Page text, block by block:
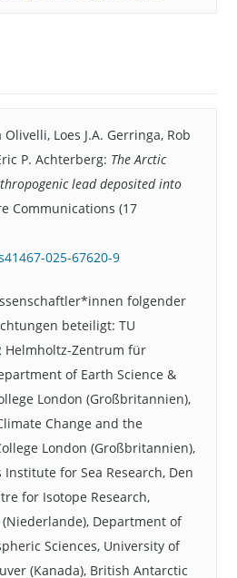
Loes J.A. Gerringa, Rob
P. Achterberg: The Arctic
lead deposited into
Communications (17
025-67620-9
folgender
beteiligt: TU
Helmholtz-Zentrum für
of Earth Science &
London (Großbritannien),
Change and the
London (Großbritannien),
for Sea Research, Den
for Isotope Research,
Department of
Sciences, University of
(Kanada), British Antarctic